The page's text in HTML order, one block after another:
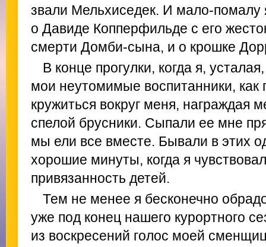
звали Мельхиседек. И мало-помалу
о Давиде Копперфильде с его
смерти Домби-сына, и о крошке
В конце прогулки, когда я,
мои неутомимые воспитанники,
кружиться вокруг меня, награждая
спелой брусники. Сыпали ее мне
мы ели все вместе. Бывали в этих
хорошие минуты, когда я
привязанность детей.
Тем не менее я бесконечно
уже под конец нашего курортного
из воскресений голос моей